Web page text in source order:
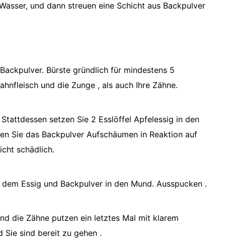
und dann streuen eine Schicht aus Backpulver
Bürste gründlich für mindestens 5
und die Zunge , als auch Ihre Zähne.
setzen Sie 2 Esslöffel Apfelessig in den
Sie das Backpulver Aufschäumen in Reaktion auf
schädlich.
Essig und Backpulver in den Mund. Ausspucken .
die Zähne putzen ein letztes Mal mit klarem
Sie sind bereit zu gehen .